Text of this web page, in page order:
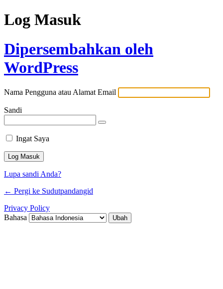
Log Masuk
Dipersembahkan oleh
WordPress
Nama Pengguna atau Alamat Email
Sandi
Ingat Saya
Lupa sandi Anda?
← Pergi ke Sudutpandangid
Privacy Policy
Bahasa